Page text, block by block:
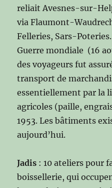
reliait Avesnes-sur-
via Flaumont-
Felleries, Sars-Poteries.
Guerre mondiale (16
des voyageurs fut
transport de
essentiellement par la
agricoles (paille,
1953. Les bâtiments
aujourd’hui.
Jadis : 10 ateliers pour
boissellerie, qui